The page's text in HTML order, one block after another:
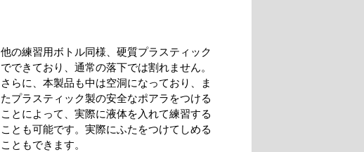
他の練習用ボトル同様、硬質プラスティック
でできており、通常の落下では割れません。
さらに、本製品も中は空洞になっており、ま
たプラスティック製の安全なポアラをつける
ことによって、実際に液体を入れて練習する
ことも可能です。実際にふたをつけてしめる
こともできます。